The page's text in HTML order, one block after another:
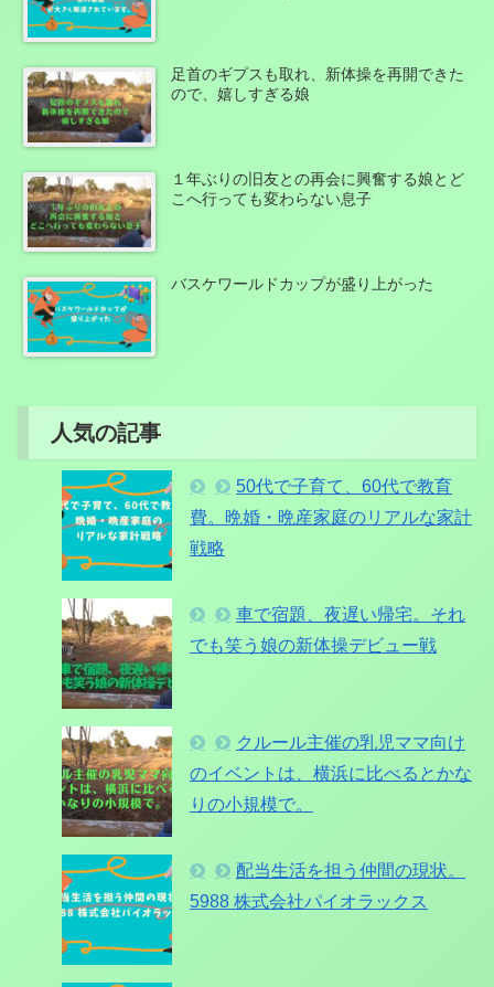
足首のギプスも取れ、新体操を再開できた
ので、嬉しすぎる娘
１年ぶりの旧友との再会に興奮する娘とど
こへ行っても変わらない息子
バスケワールドカップが盛り上がった
人気の記事
50代で子育て、60代で教育
費。晩婚・晩産家庭のリアルな家計
戦略
車で宿題、夜遅い帰宅。それ
でも笑う娘の新体操デビュー戦
クルール主催の乳児ママ向け
のイベントは、横浜に比べるとかな
りの小規模で。
配当生活を担う仲間の現状。
5988 株式会社パイオラックス